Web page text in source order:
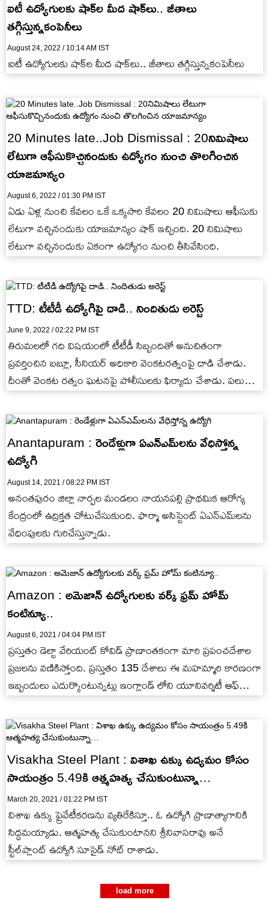
ఐటీ ఉద్యోగులకు షాక్‌ల మీద షాక్‌లు.. జీతాలు
తగ్గిస్తున్నకంపెనీలు
August 24, 2022 / 10:14 AM IST
ఐటీ ఉద్యోగులకు షాక్‌ల మీద షాక్‌లు.. జీతాలు తగ్గిస్తున్నకంపెనీలు
20 Minutes late..Job Dismissal : 20నిమిషాలు
లేటుగా ఆఫీసుకొచ్చినందుకు ఉద్యోగం నుంచి తొలగించిన
యాజమాన్యం
August 6, 2022 / 01:30 PM IST
ఏడు ఏళ్ల నుంచి కేవలం ఒకే ఒక్కసారి కేవలం 20 నిమిషాలు ఆఫీసుకు
లేటుగా వచ్చినందుకు యాజమాన్యం షాక్ ఇచ్చింది. 20 నిమిషాలు
లేటుగా వచ్చినందుకు ఏకంగా ఉద్యోగం నుంచి తీసివేసింది.
TTD: టీటీడీ ఉద్యోగిపై దాడి.. నిందితుడు అరెస్ట్
June 9, 2022 / 02:22 PM IST
తిరుమలలో గది విషయంలో టీటీడీ సిబ్బందితో అనుచితంగా
ప్రవర్తించిన బబ్లూ, సీనియర్ అధికారి వెంకటరత్నంపై దాడి చేశాడు.
దీంతో వెంకట రత్నం ఘటనపై పోలీసులకు ఫిర్యాదు చేశాడు. పలు
Anantapuram : రెండేళ్లుగా ఏఎన్‌ఎమ్‌లను వేధిస్తోన్న
ఉద్యోగి
August 14, 2021 / 08:22 PM IST
అనంతపురం జిల్లా నార్పల మండలం నాయనపల్లి ప్రాథమిక ఆరోగ్య
కేంద్రంలో ఉద్రిక్తత చోటుచేసుకుంది. ఫార్మా అసిస్టెంట్‌ ఏఎన్‌ఎమ్‌లను
వేధింపులకు గురిచేస్తున్నాడు.
Amazon : అమెజాన్ ఉద్యోగులకు వర్క్ ఫ్రమ్ హోమ్
కంటిన్యూ..
August 6, 2021 / 04:04 PM IST
ప్రస్తుతం డెల్టా వేరియంట్ కోవిడ్ ప్రాణాంతకంగా మారి ప్రపంచదేశాల
ప్రజలను వణికిస్తోంది. ప్రస్తుతం 135 దేశాలు ఈ మహమ్మారి కారణంగా
ఇబ్బందులు ఎదుర్కొంటున్నట్లు ఇంగ్లాండ్ లోని యూనివర్శిటీ ఆఫ్
Visakha Steel Plant : విశాఖ ఉక్కు ఉద్యమం కోసం
సాయంత్రం 5.49కి ఆత్మహత్య చేసుకుంటున్నా…
March 20, 2021 / 01:22 PM IST
విశాఖ ఉక్కు ప్రైవేటీకరణను వ్యతిరేకిస్తూ.. ఓ ఉద్యోగి ప్రాణాత్యాగానికి
సిద్ధమయ్యాడు. ఆత్మహత్య చేసుకుంటానని శ్రీనివాసరావు అనే
స్టీల్‌ప్లాంట్‌ ఉద్యోగి సూసైడ్‌ నోట్‌ రాశాడు.
load more